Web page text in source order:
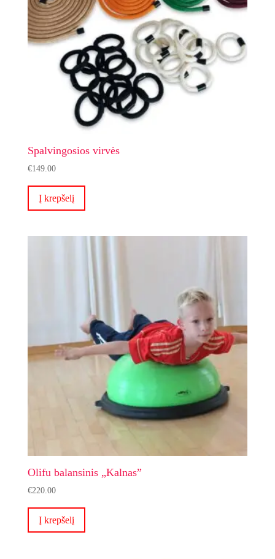
Spalvingosios virvės
€149.00
Į krepšelį
Olifu balansinis „Kalnas”
€220.00
Į krepšelį